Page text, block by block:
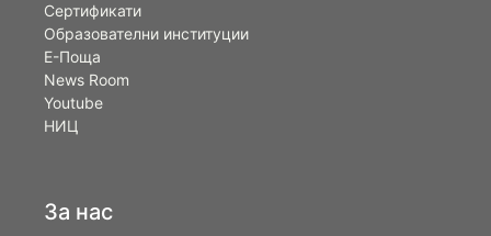
Сертификати
Образователни институции
Е-Поща
News Room
Youtube
НИЦ
За нас